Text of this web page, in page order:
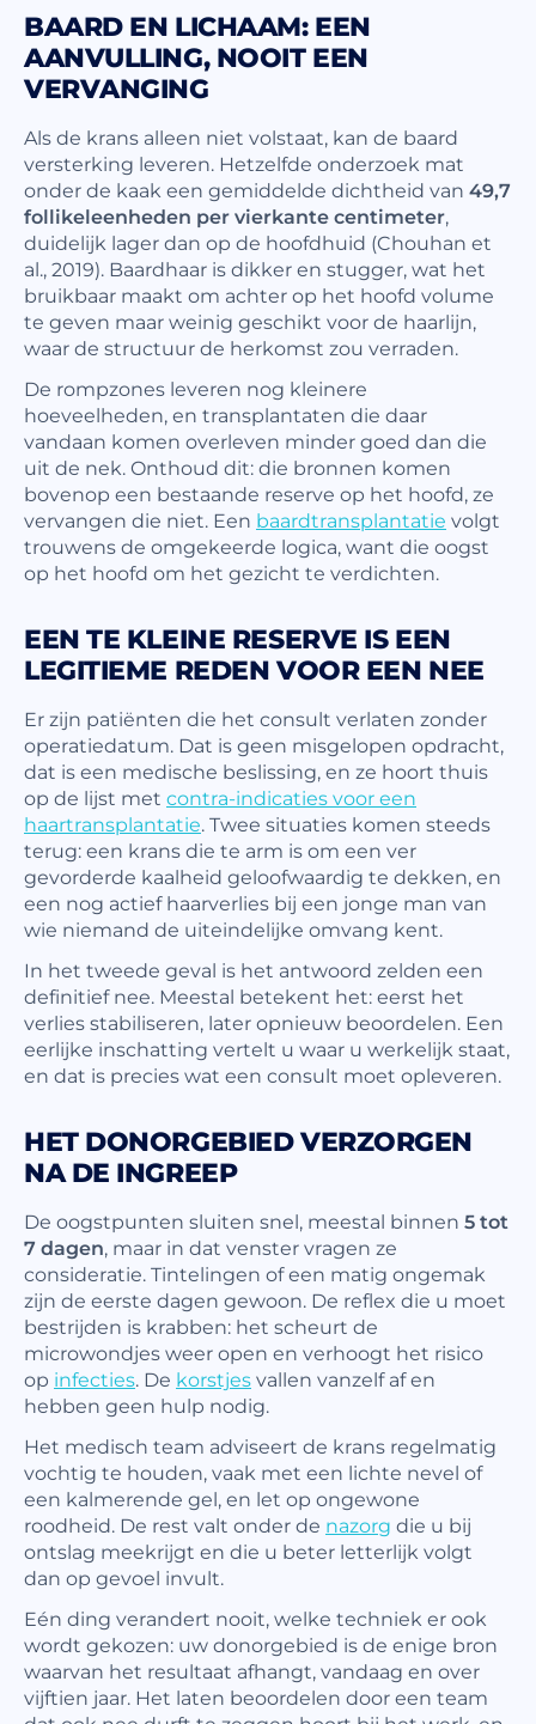
BAARD EN LICHAAM: EEN
AANVULLING, NOOIT EEN
VERVANGING
Als de krans alleen niet volstaat, kan de baard
versterking leveren. Hetzelfde onderzoek mat
onder de kaak een gemiddelde dichtheid van 49,7
follikeleenheden per vierkante centimeter,
duidelijk lager dan op de hoofdhuid (Chouhan et
al., 2019). Baardhaar is dikker en stugger, wat het
bruikbaar maakt om achter op het hoofd volume
te geven maar weinig geschikt voor de haarlijn,
waar de structuur de herkomst zou verraden.
De rompzones leveren nog kleinere
hoeveelheden, en transplantaten die daar
vandaan komen overleven minder goed dan die
uit de nek. Onthoud dit: die bronnen komen
bovenop een bestaande reserve op het hoofd, ze
vervangen die niet. Een baardtransplantatie volgt
trouwens de omgekeerde logica, want die oogst
op het hoofd om het gezicht te verdichten.
EEN TE KLEINE RESERVE IS EEN
LEGITIEME REDEN VOOR EEN NEE
Er zijn patiënten die het consult verlaten zonder
operatiedatum. Dat is geen misgelopen opdracht,
dat is een medische beslissing, en ze hoort thuis
op de lijst met contra-indicaties voor een
haartransplantatie. Twee situaties komen steeds
terug: een krans die te arm is om een ver
gevorderde kaalheid geloofwaardig te dekken, en
een nog actief haarverlies bij een jonge man van
wie niemand de uiteindelijke omvang kent.
In het tweede geval is het antwoord zelden een
definitief nee. Meestal betekent het: eerst het
verlies stabiliseren, later opnieuw beoordelen. Een
eerlijke inschatting vertelt u waar u werkelijk staat,
en dat is precies wat een consult moet opleveren.
HET DONORGEBIED VERZORGEN
NA DE INGREEP
De oogstpunten sluiten snel, meestal binnen 5 tot
7 dagen, maar in dat venster vragen ze
consideratie. Tintelingen of een matig ongemak
zijn de eerste dagen gewoon. De reflex die u moet
bestrijden is krabben: het scheurt de
microwondjes weer open en verhoogt het risico
op infecties. De korstjesvallen vanzelf af en
hebben geen hulp nodig.
Het medisch team adviseert de krans regelmatig
vochtig te houden, vaak met een lichte nevel of
een kalmerende gel, en let op ongewone
roodheid. De rest valt onder de nazorg die u bij
ontslag meekrijgt en die u beter letterlijk volgt
dan op gevoel invult.
Eén ding verandert nooit, welke techniek er ook
wordt gekozen: uw donorgebied is de enige bron
waarvan het resultaat afhangt, vandaag en over
vijftien jaar. Het laten beoordelen door een team